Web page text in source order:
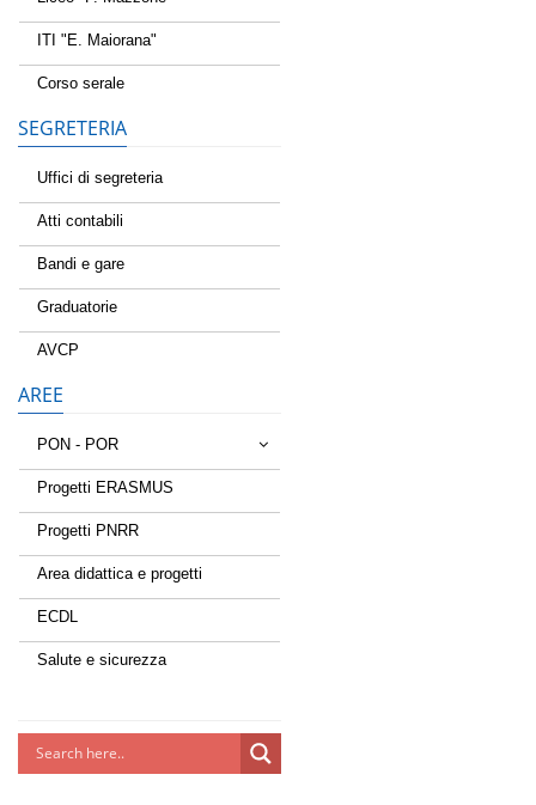
ITI "E. Maiorana"
Corso serale
SEGRETERIA
Uffici di segreteria
Atti contabili
Bandi e gare
Graduatorie
AVCP
AREE
PON - POR
Tessere la rete
Estate a scuola
Scuola d'estate
Lab Green
Progetti ERASMUS
Progetti PNRR
Area didattica e progetti
ECDL
Salute e sicurezza